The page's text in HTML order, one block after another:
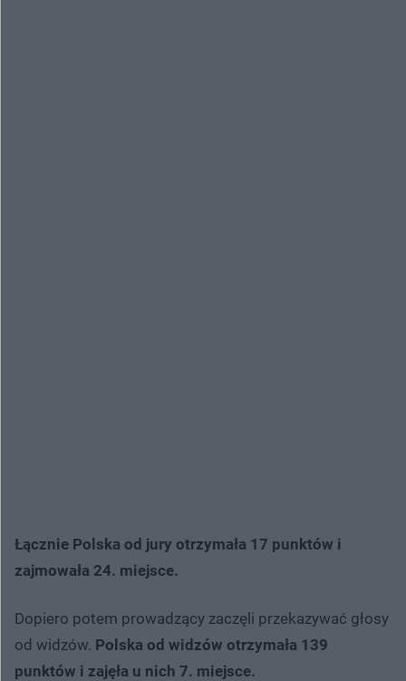
Łącznie Polska od jury otrzymała 17 punktów i
zajmowała 24. miejsce.
Dopiero potem prowadzący zaczęli przekazywać głosy
od widzów. Polska od widzów otrzymała 139
punktów i zajęła u nich 7. miejsce.